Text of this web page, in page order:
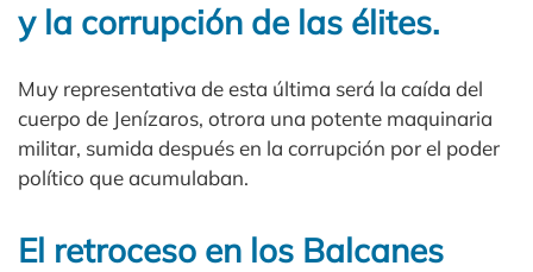
y la corrupción de las élites.
Muy representativa de esta última será la caída del
cuerpo de Jenízaros, otrora una potente maquinaria
militar, sumida después en la corrupción por el poder
político que acumulaban.
El retroceso en los Balcanes